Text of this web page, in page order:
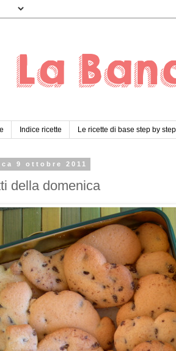
Indice ricette Le ricette di base step by step
9 ottobre 2011
della domenica